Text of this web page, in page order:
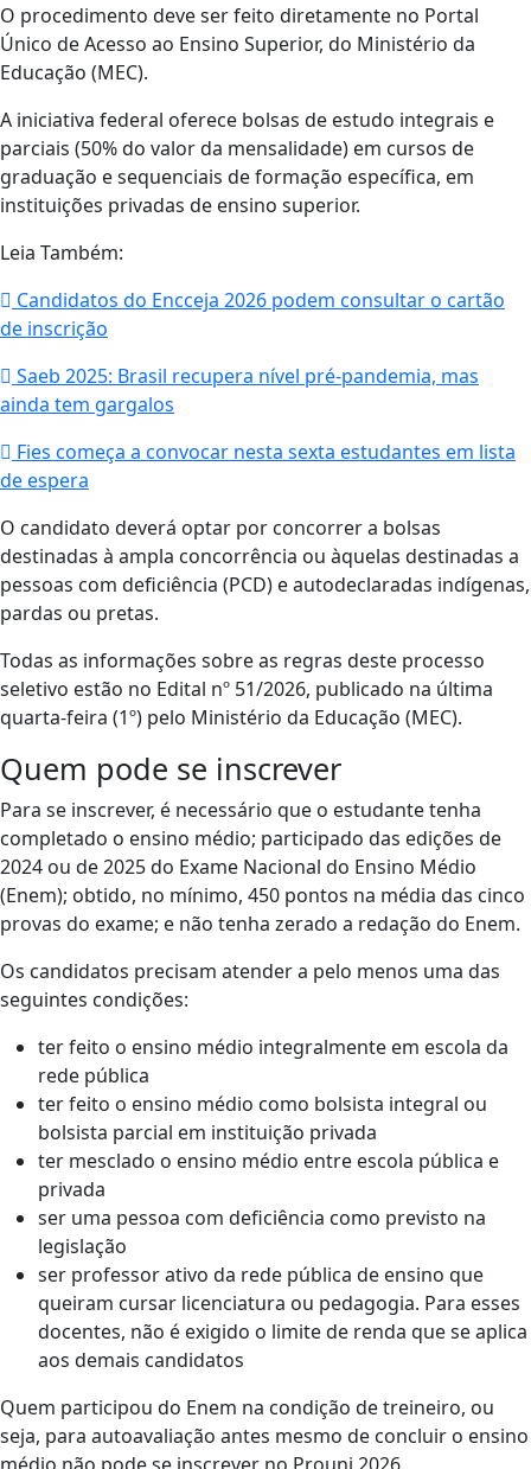
O procedimento deve ser feito diretamente no Portal
Único de Acesso ao Ensino Superior, do Ministério da
Educação (MEC).
A iniciativa federal oferece bolsas de estudo integrais e
parciais (50% do valor da mensalidade) em cursos de
graduação e sequenciais de formação específica, em
instituições privadas de ensino superior.
Leia Também:
Candidatos do Encceja 2026 podem consultar o cartão
de inscrição
Saeb 2025: Brasil recupera nível pré-pandemia, mas
ainda tem gargalos
Fies começa a convocar nesta sexta estudantes em lista
de espera
O candidato deverá optar por concorrer a bolsas
destinadas à ampla concorrência ou àquelas destinadas a
pessoas com deficiência (PCD) e autodeclaradas indígenas,
pardas ou pretas.
Todas as informações sobre as regras deste processo
seletivo estão no Edital nº 51/2026, publicado na última
quarta-feira (1º) pelo Ministério da Educação (MEC).
Quem pode se inscrever
Para se inscrever, é necessário que o estudante tenha
completado o ensino médio; participado das edições de
2024 ou de 2025 do Exame Nacional do Ensino Médio
(Enem); obtido, no mínimo, 450 pontos na média das cinco
provas do exame; e não tenha zerado a redação do Enem.
Os candidatos precisam atender a pelo menos uma das
seguintes condições:
ter feito o ensino médio integralmente em escola da
rede pública
ter feito o ensino médio como bolsista integral ou
bolsista parcial em instituição privada
ter mesclado o ensino médio entre escola pública e
privada
ser uma pessoa com deficiência como previsto na
legislação
ser professor ativo da rede pública de ensino que
queiram cursar licenciatura ou pedagogia. Para esses
docentes, não é exigido o limite de renda que se aplica
aos demais candidatos
Quem participou do Enem na condição de treineiro, ou
seja, para autoavaliação antes mesmo de concluir o ensino